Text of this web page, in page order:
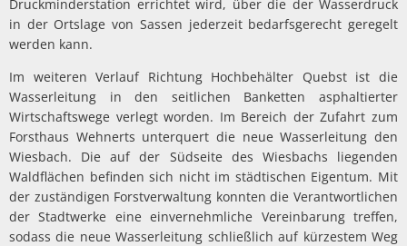
Druckminderstation errichtet wird, über die der Wasserdruck
in der Ortslage von Sassen jederzeit bedarfsgerecht geregelt
werden kann.
Im weiteren Verlauf Richtung Hochbehälter Quebst ist die
Wasserleitung in den seitlichen Banketten asphaltierter
Wirtschaftswege verlegt worden. Im Bereich der Zufahrt zum
Forsthaus Wehnerts unterquert die neue Wasserleitung den
Wiesbach. Die auf der Südseite des Wiesbachs liegenden
Waldflächen befinden sich nicht im städtischen Eigentum. Mit
der zuständigen Forstverwaltung konnten die Verantwortlichen
der Stadtwerke eine einvernehmliche Vereinbarung treffen,
sodass die neue Wasserleitung schließlich auf kürzestem Weg